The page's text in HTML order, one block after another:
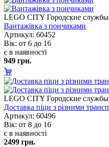
LEGO CITY Городские службы
антажівка з пончиками
Артикул: 60452
ік: от 6 до 16
є в наявності
949 грн.
LEGO CITY Городские службы
Доставка піци з різними
Артикул: 60496
ік: от 8 до 16
є в наявності
2499 грн.